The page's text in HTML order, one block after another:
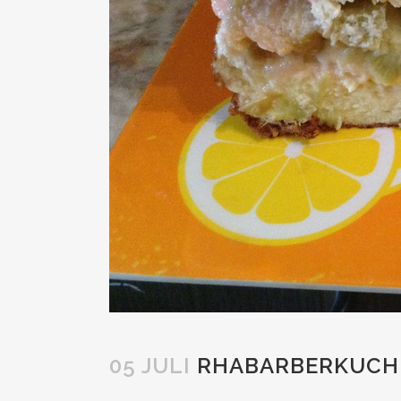
05 JULI